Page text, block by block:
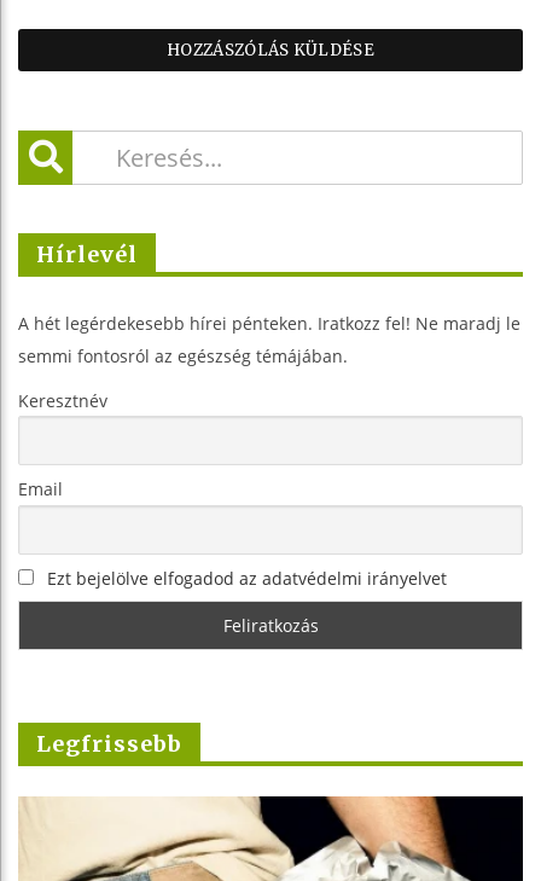
Hírlevél
A hét legérdekesebb hírei pénteken. Iratkozz fel! Ne maradj le
semmi fontosról az egészség témájában.
Keresztnév
Email
Ezt bejelölve elfogadod az adatvédelmi irányelvet
Legfrissebb